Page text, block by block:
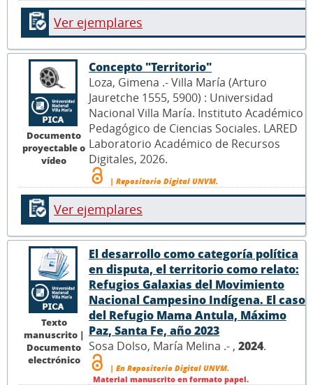
Ver ejemplares
Documento
proyectable o
vídeo
Concepto "Territorio"
Loza, Gimena .- Villa María (Arturo
Jauretche 1555, 5900) : Universidad
Nacional Villa María. Instituto Académico
Pedagógico de Ciencias Sociales. LARED
Laboratorio Académico de Recursos
Digitales, 2026.
| Repositorio Digital UNVM.
Ver ejemplares
Texto
manuscrito |
Documento
electrónico
El desarrollo como categoría política
en disputa, el territorio como relato:
Refugios Galaxias del Movimiento
Nacional Campesino Indígena. El caso
del Refugio Mama Antula, Máximo
Paz, Santa Fe, año 2023
Sosa Dolso, María Melina .- , 2024.
| En Repositorio Digital UNVM.
Material manuscrito en formato papel.